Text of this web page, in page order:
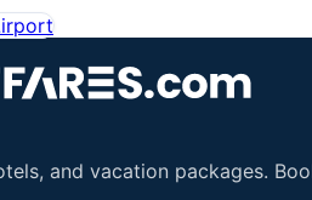
and vacation packages.